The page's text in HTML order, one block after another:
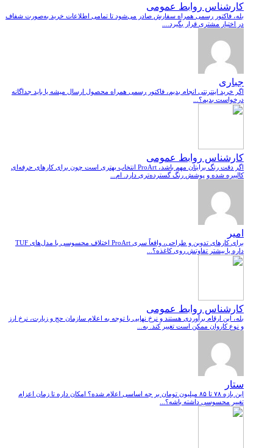
کارشناس روابط عمومی
بله، فاکتور رسمی همراه سفارش صادر می‌شود تا تمامی اطلاعات خرید به‌صورت شفاف
در اختیار مشتری قرار بگیرد....
جباری
اگر خرید اینترنتی انجام بدیم، فاکتور رسمی همراه محصول ارسال میشه یا باید جداگانه
درخواست بدیم؟...
کارشناس روابط عمومی
اگر دقت رنگ برایتان مهم باشد، ProArt انتخاب بهتری است چون برای کارهای حرفه‌ای
کالیبره شده و پوشش رنگ گسترده‌تری دارد. ام...
امیر
برای کارهای تدوین و طراحی، واقعاً سری ProArt اختلاف محسوسی با مدل‌های TUF
داره یا بیشتر تفاوتش روی کاغذه؟...
کارشناس روابط عمومی
بله، این ارقام برآوردی هستند و نرخ نهایی با توجه به اعلام سازمان حج و زیارت، نرخ ارز
و نوع کاروان ممکن است تغییر کند. به...
ستار
این بازه ۷۸ تا ۸۵ میلیون تومان بر چه اساسی اعلام شده؟ امکان داره تا زمان اعزام
تغییر محسوسی داشته باشه؟...